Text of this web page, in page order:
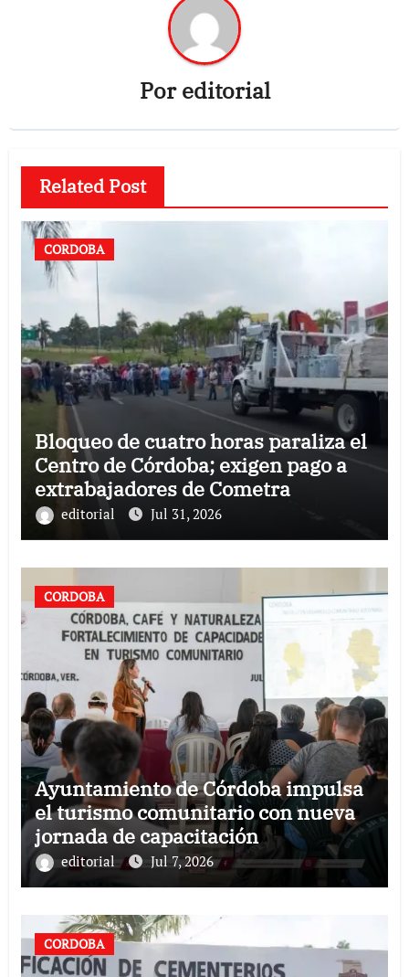
Poreditorial
Related Post
CORDOBA
Bloqueo de cuatro horas paraliza el
Centro de Córdoba; exigen pago a
extrabajadores de Cometra
editorial Jul 31, 2026
CORDOBA
Ayuntamiento de Córdoba impulsa
el turismo comunitario con nueva
jornada de capacitación
editorial Jul 7, 2026
CORDOBA